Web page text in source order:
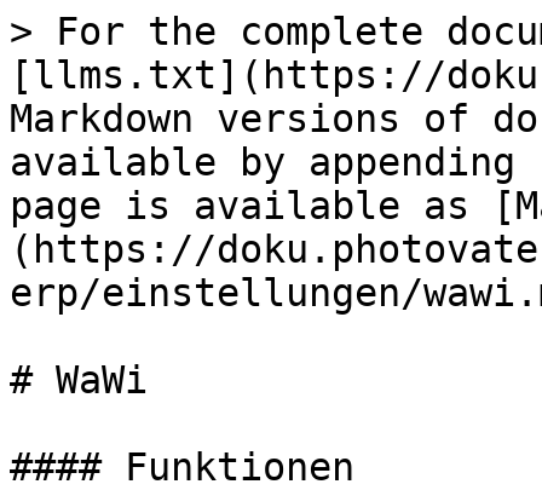
> For the complete
[llms.txt](https://
Markdown versions of
available by
page is available as
(https://
erp/einstellungen/
# WaWi
#### Funktionen